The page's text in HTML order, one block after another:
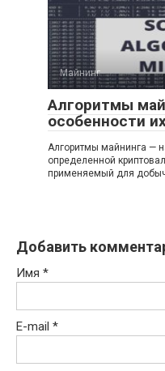
Майнинг
Алгоритмы
особенности
Алгоритмы майнинга —
определенной
применяемый для
Добавить
Имя *
E-mail *